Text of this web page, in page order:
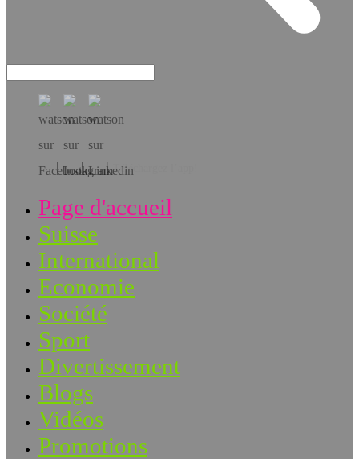
Téléchargez l’app!
Page d'accueil
Suisse
International
Economie
Société
Sport
Divertissement
Blogs
Vidéos
Promotions